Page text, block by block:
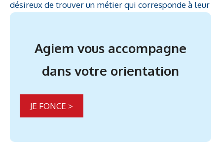
désireux de trouver un métier qui corresponde à leur
Agiem vous accompagne
dans votre orientation
JE FONCE >